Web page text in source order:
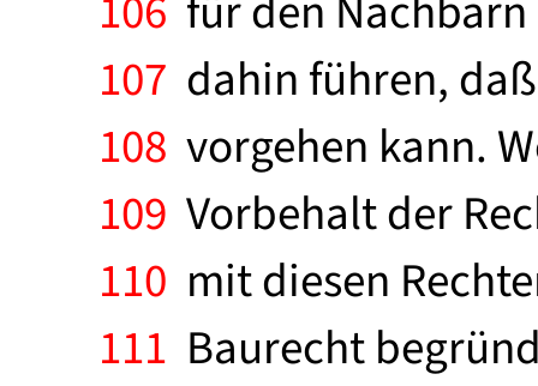
107 dahin führen,
108 vorgehen kann.
109 Vorbehalt der
110 mit diesen
111 Baurecht